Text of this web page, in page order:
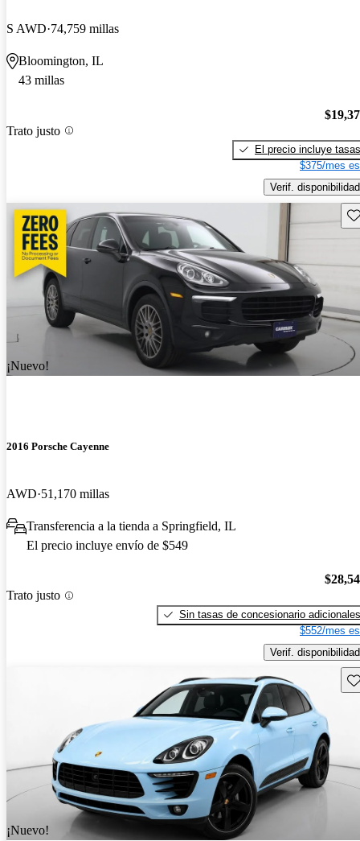
S AWD 74,759 millas
Bloomington, IL
43 millas
Trato justo
El precio incluye tasas
$375/mes
Verif. disponibilidad
¡Nuevo!
2016 Porsche Cayenne
AWD 51,170 millas
Transferencia a la tienda a Springfield, IL
El precio incluye envío de $549
Trato justo
Sin tasas de concesionario adicionales
$552/mes
Verif. disponibilidad
¡Nuevo!